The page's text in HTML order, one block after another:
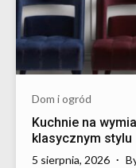
Dom i ogród
Kuchnie na
klasycznym stylu
5 sierpnia, 2026